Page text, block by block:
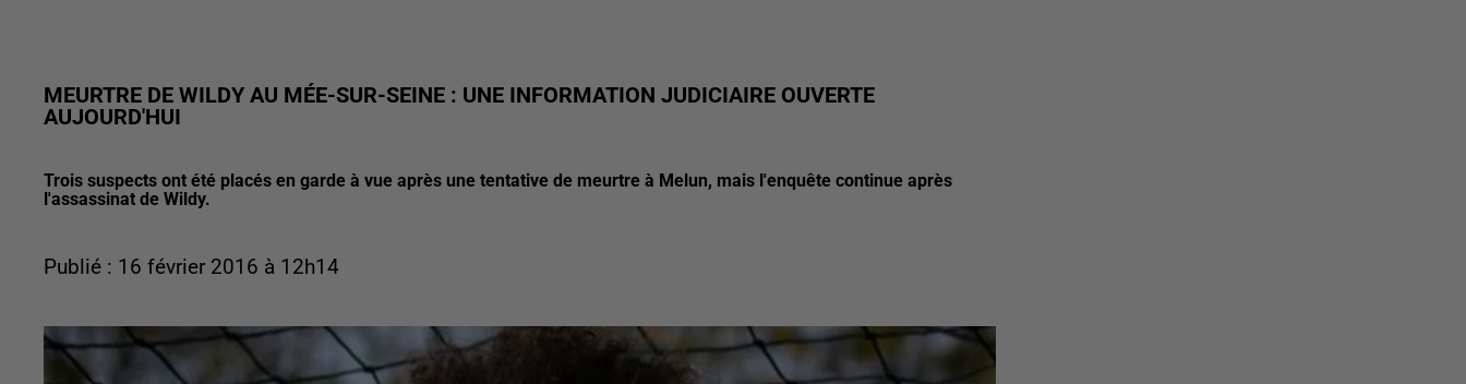
MEURTRE DE WILDY AU MÉE-SUR-SEINE : UNE INFORMATION JUDICIAIRE OUVERTE
AUJOURD'HUI
Trois suspects ont été placés en garde à vue après une tentative de meurtre à Melun, mais l'enquête continue après
l'assassinat de Wildy.
Publié : 16 février 2016 à 12h14